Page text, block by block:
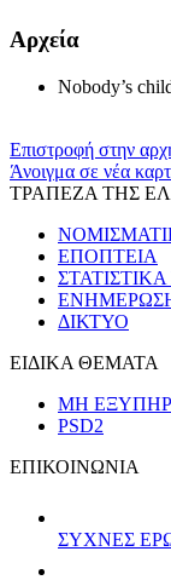
Αρχεία
Nobody’s
Επιστροφή στην
Άνοιγμα σε νέα
ΤΡΑΠΕΖΑ ΤΗΣ
ΕΠΟΠΤΕΙΑ
ΔΙΚΤΥΟ
ΕΙΔΙΚΑ ΘΕΜΑΤΑ
ΜΗ
PSD2
ΕΠΙΚΟΙΝΩΝΙΑ
ΣΥΧΝΕΣ